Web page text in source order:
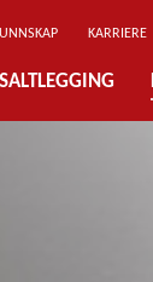
KARRIERE